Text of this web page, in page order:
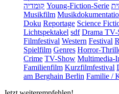
קומדיה Young-Fiction-Serie
Musikfilm
Doku Reportage Science
Lichtspektakel sdf Drama TV-
Filmfestival Western Festival
Spielfilm Genres Horror-
Crime TV-Show Multimedia-
Familienfilm Kurzfilmfestival
am Berghain Berlin Familie /